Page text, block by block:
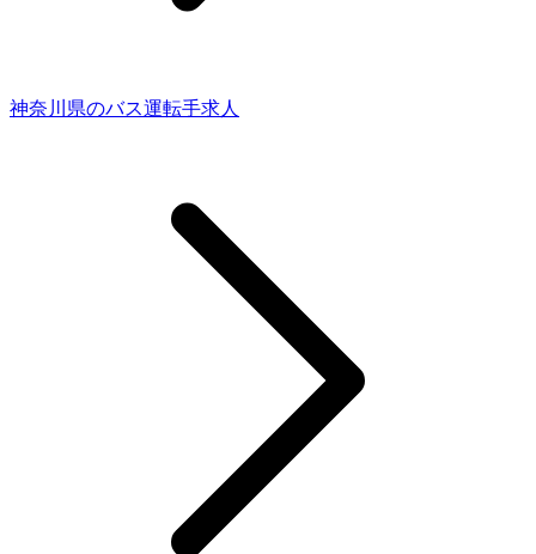
神奈川県のバス運転手求人